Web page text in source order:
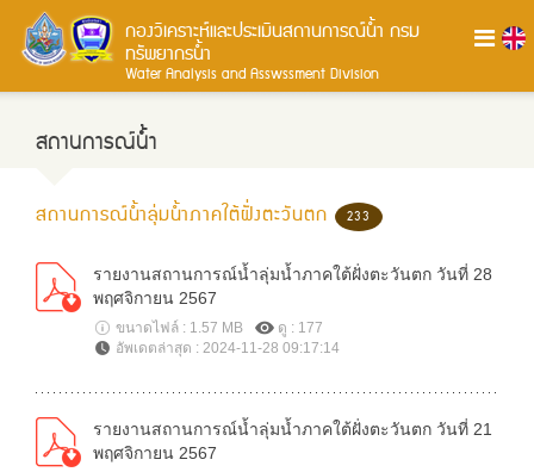
กองวิเคราะห์และประเมินสถานการณ์น้ำ กรม
ทรัพยากรน้ำ
Water Analysis and Asswssment Division
สถานการณ์น้ำ
สถานการณ์น้ำลุ่มน้ำภาคใต้ฝั่งตะวันตก 233
รายงานสถานการณ์น้ำลุ่มน้ำภาคใต้ฝั่งตะวันตก วันที่ 28
พฤศจิกายน 2567
ขนาดไฟล์ : 1.57 MB
ดู : 177
อัพเดตล่าสุด : 2024-11-28 09:17:14
รายงานสถานการณ์น้ำลุ่มน้ำภาคใต้ฝั่งตะวันตก วันที่ 21
พฤศจิกายน 2567